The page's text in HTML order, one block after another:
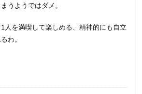
うようではダメ。
人を満喫して楽しめる、精神的にも自立
わ。